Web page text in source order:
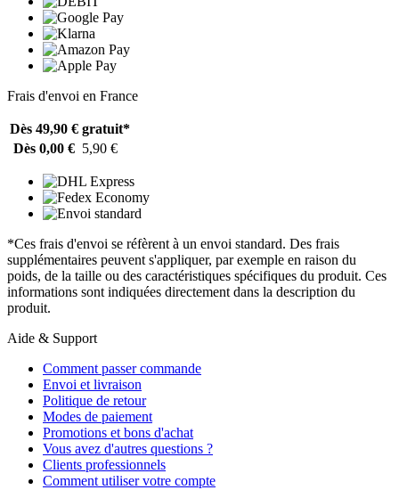
Frais d'envoi en France
Dès 49,90 € gratuit*
Dès 0,00 € 5,90 €
*Ces frais d'envoi se réfèrent à un envoi standard. Des frais
supplémentaires peuvent s'appliquer, par exemple en raison du
poids, de la taille ou des caractéristiques spécifiques du produit. Ces
informations sont indiquées directement dans la description du
produit.
Aide & Support
Comment passer commande
Envoi et livraison
Politique de retour
Modes de paiement
Promotions et bons d'achat
Vous avez d'autres questions ?
Clients professionnels
Comment utiliser votre compte